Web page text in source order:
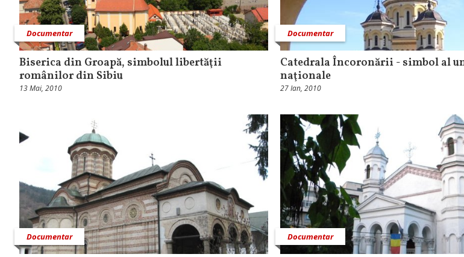
Documentar
Biserica din Groapă, simbolul libertăţii
românilor din Sibiu
13 Mai, 2010
Documentar
Catedrala Încoronării - simbol al
naţionale
27 Ian, 2010
Documentar Documentar